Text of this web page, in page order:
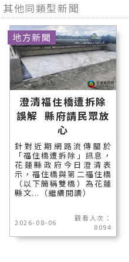
其他同類型新聞
澄清福住橋遭拆除
誤解 縣府請民眾放
心
針對近期網路流傳關於
「福住橋遭拆除」訊息，
花蓮縣政府今日澄清表
示，福住橋與第二福住橋
（以下簡稱雙橋）為花蓮
縣文...（繼續閱讀）
2026-08-06
觀看人次：
8094
地方新聞